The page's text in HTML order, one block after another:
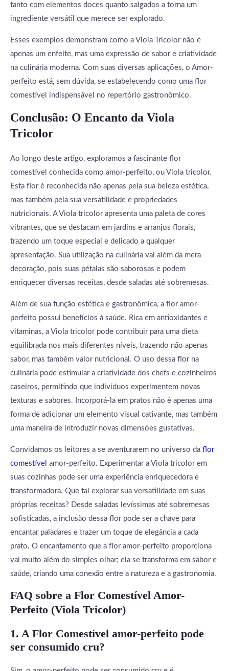
tanto com elementos doces quanto salgados a torna um
ingrediente versátil que merece ser explorado.
Esses exemplos demonstram como a Viola Tricolor não é
apenas um enfeite, mas uma expressão de sabor e criatividade
na culinária moderna. Com suas diversas aplicações, o Amor-
perfeito está, sem dúvida, se estabelecendo como uma flor
comestível indispensável no repertório gastronômico.
Conclusão: O Encanto da Viola
Tricolor
Ao longo deste artigo, exploramos a fascinante flor
comestível conhecida como amor-perfeito, ou Viola tricolor.
Esta flor é reconhecida não apenas pela sua beleza estética,
mas também pela sua versatilidade e propriedades
nutricionais. A Viola tricolor apresenta uma paleta de cores
vibrantes, que se destacam em jardins e arranjos florais,
trazendo um toque especial e delicado a qualquer
apresentação. Sua utilização na culinária vai além da mera
decoração, pois suas pétalas são saborosas e podem
enriquecer diversas receitas, desde saladas até sobremesas.
Além de sua função estética e gastronômica, a flor amor-
perfeito possui benefícios à saúde. Rica em antioxidantes e
vitaminas, a Viola tricolor pode contribuir para uma dieta
equilibrada nos mais diferentes níveis, trazendo não apenas
sabor, mas também valor nutricional. O uso dessa flor na
culinária pode estimular a criatividade dos chefs e cozinheiros
caseiros, permitindo que indivíduos experimentem novas
texturas e sabores. Incorporá-la em pratos não é apenas uma
forma de adicionar um elemento visual cativante, mas também
uma maneira de introduzir novas dimensões gustativas.
Convidamos os leitores a se aventurarem no universo da flor
comestível amor-perfeito. Experimentar a Viola tricolor em
suas cozinhas pode ser uma experiência enriquecedora e
transformadora. Que tal explorar sua versatilidade em suas
próprias receitas? Desde saladas levíssimas até sobremesas
sofisticadas, a inclusão dessa flor pode ser a chave para
encantar paladares e trazer um toque de elegância a cada
prato. O encantamento que a flor amor-perfeito proporciona
vai muito além do simples olhar; ela se transforma em sabor e
saúde, criando uma conexão entre a natureza e a gastronomia.
FAQ sobre a Flor Comestível Amor-
Perfeito (Viola Tricolor)
1. A Flor Comestível amor-perfeito pode
ser consumido cru?